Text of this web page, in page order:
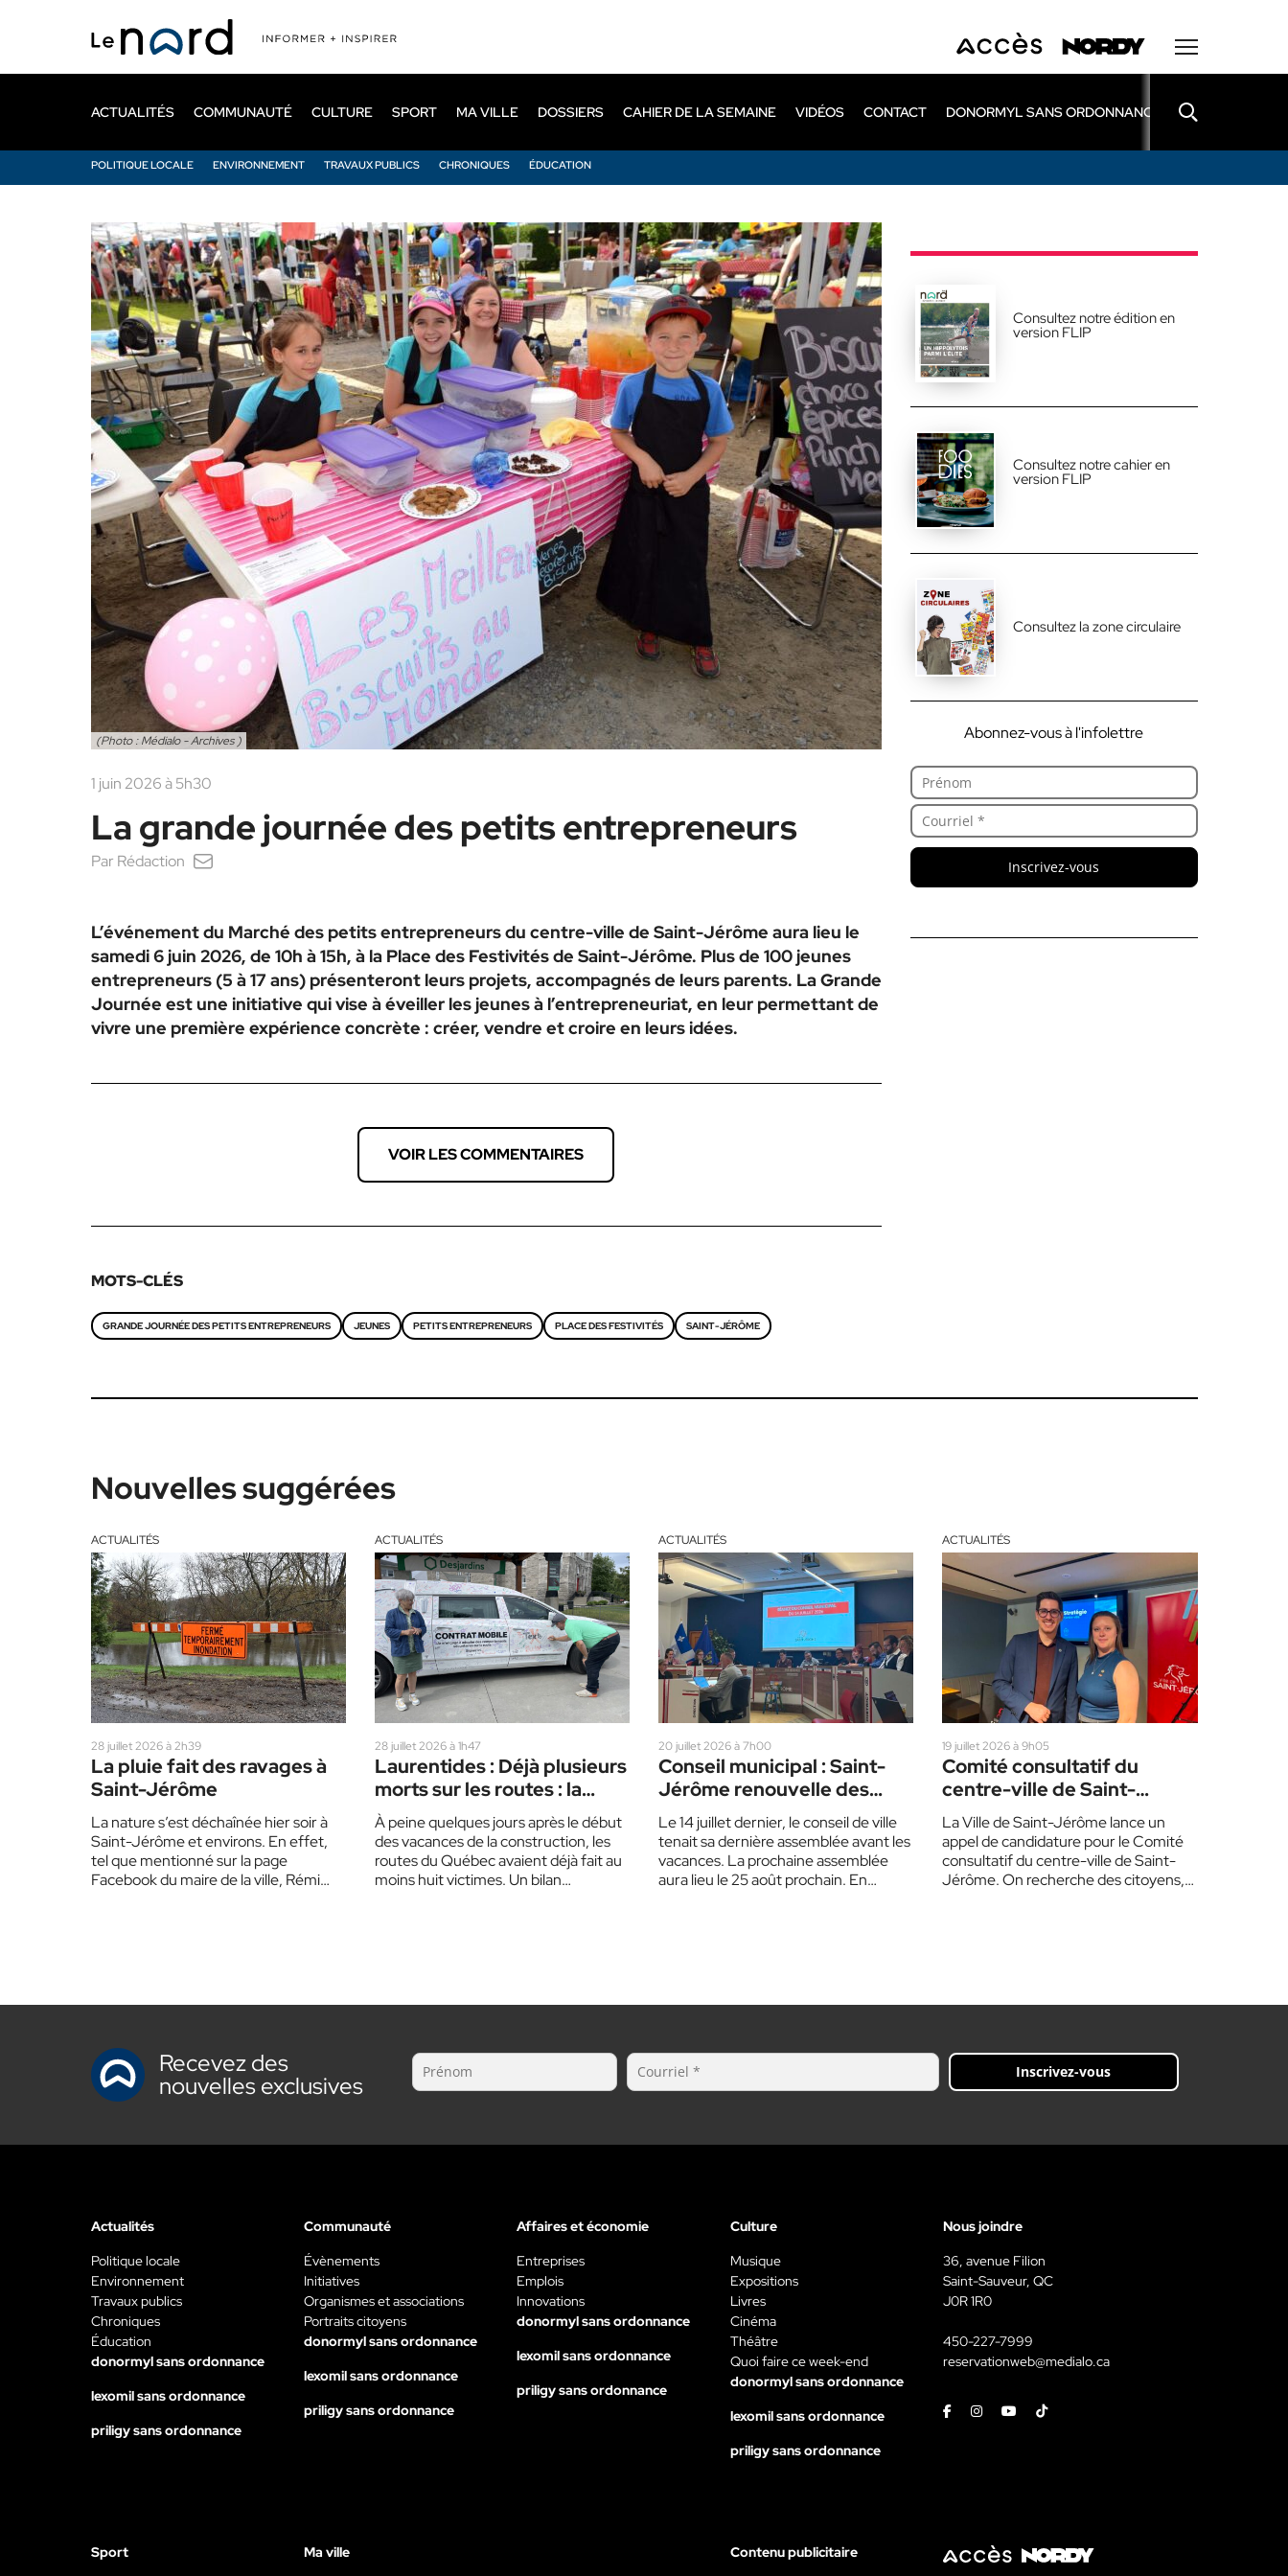
principal
ACTUALITÉS
POLITIQUE LOCALE ENVIRONNEMENT TRAVAUX PUBLICS CHRONIQUES ÉDUCATION
COMMUNAUTÉ CULTURE SPORT MA VILLE DOSSIERS CAHIER DE LA SEMAINE VIDÉOS CONTACT DONORMYL SANS ORDONNANCE LEXOMIL SANS
(Photo : Médialo - Archives )
1 juin 2026 à 5h30
La grande journée des petits entrepreneurs
Par Rédaction
L’événement du Marché des petits entrepreneurs du centre-ville de Saint-Jérôme aura lieu le
samedi 6 juin 2026, de 10h à 15h, à la Place des Festivités de Saint-Jérôme. Plus de 100 jeunes
entrepreneurs (5 à 17 ans) présenteront leurs projets, accompagnés de leurs parents. La Grande
Journée est une initiative qui vise à éveiller les jeunes à l’entrepreneuriat, en leur permettant de
vivre une première expérience concrète : créer, vendre et croire en leurs idées.
VOIR LES COMMENTAIRES
MOTS-CLÉS
GRANDE JOURNÉE DES PETITS ENTREPRENEURS JEUNES PETITS ENTREPRENEURS PLACE DES FESTIVITÉS SAINT-JÉRÔME
Consultez notre édition en
version FLIP
Consultez notre cahier en
version FLIP
Consultez la zone circulaire
Abonnez-vous à l'infolettre
Inscrivez-vous
Nouvelles suggérées
ACTUALITÉS
28 juillet 2026 à 2h39
La pluie fait des ravages à
Saint-Jérôme
La nature s’est déchaînée hier soir à
Saint-Jérôme et environs. En effet,
tel que mentionné sur la page
Facebook du maire de la ville, Rémi…
ACTUALITÉS
28 juillet 2026 à 1h47
Laurentides : Déjà plusieurs
morts sur les routes : la
SAAQ mise sur un corbillard
blanc pour sensibiliser les
conducteurs
À peine quelques jours après le début
des vacances de la construction, les
routes du Québec avaient déjà fait au
moins huit victimes. Un bilan…
ACTUALITÉS
20 juillet 2026 à 7h00
Conseil municipal : Saint-
Jérôme renouvelle des
ententes
Le 14 juillet dernier, le conseil de ville
tenait sa dernière assemblée avant les
vacances. La prochaine assemblée
aura lieu le 25 août prochain. En…
ACTUALITÉS
19 juillet 2026 à 9h05
Comité consultatif du
centre-ville de Saint-
Jérôme
La Ville de Saint-Jérôme lance un
appel de candidature pour le Comité
consultatif du centre-ville de Saint-
Jérôme. On recherche des citoyens,
Recevez des
nouvelles exclusives Inscrivez-vous
Actualités
Politique locale
Environnement
Travaux publics
Chroniques
Éducation
donormyl sans ordonnance
lexomil sans ordonnance
priligy sans ordonnance
Communauté
Évènements
Initiatives
Organismes et associations
Portraits citoyens
donormyl sans ordonnance
lexomil sans ordonnance
priligy sans ordonnance
Affaires et économie
Entreprises
Emplois
Innovations
donormyl sans ordonnance
lexomil sans ordonnance
priligy sans ordonnance
Culture
Musique
Expositions
Livres
Cinéma
Théâtre
Quoi faire ce week-end
donormyl sans ordonnance
lexomil sans ordonnance
priligy sans ordonnance
Nous joindre
36, avenue Filion
Saint-Sauveur, QC
J0R 1R0
450-227-7999
reservationweb@medialo.ca
FacebookInstagramYoutubeTiktok
Sport Ma ville
Contenu publicitaire